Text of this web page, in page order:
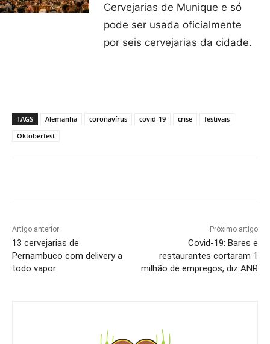
Cervejarias de Munique e só
pode ser usada oficialmente
por seis cervejarias da cidade.
TAGS Alemanha coronavírus covid-19 crise
festivais
Oktoberfest
Artigo anterior
13 cervejarias de
Pernambuco com delivery a
todo vapor
Próximo artigo
Covid-19: Bares e
restaurantes cortaram 1
milhão de empregos, diz ANR